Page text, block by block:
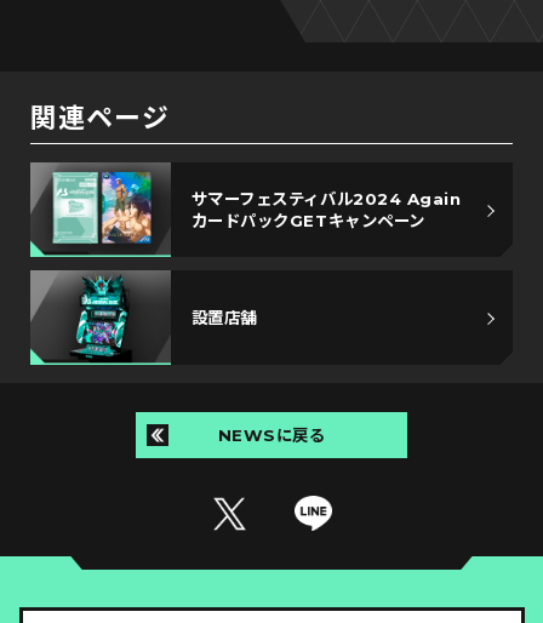
関連ページ
サマーフェスティバル2024 Again
カードパックGETキャンペーン
設置店舗
NEWSに戻る